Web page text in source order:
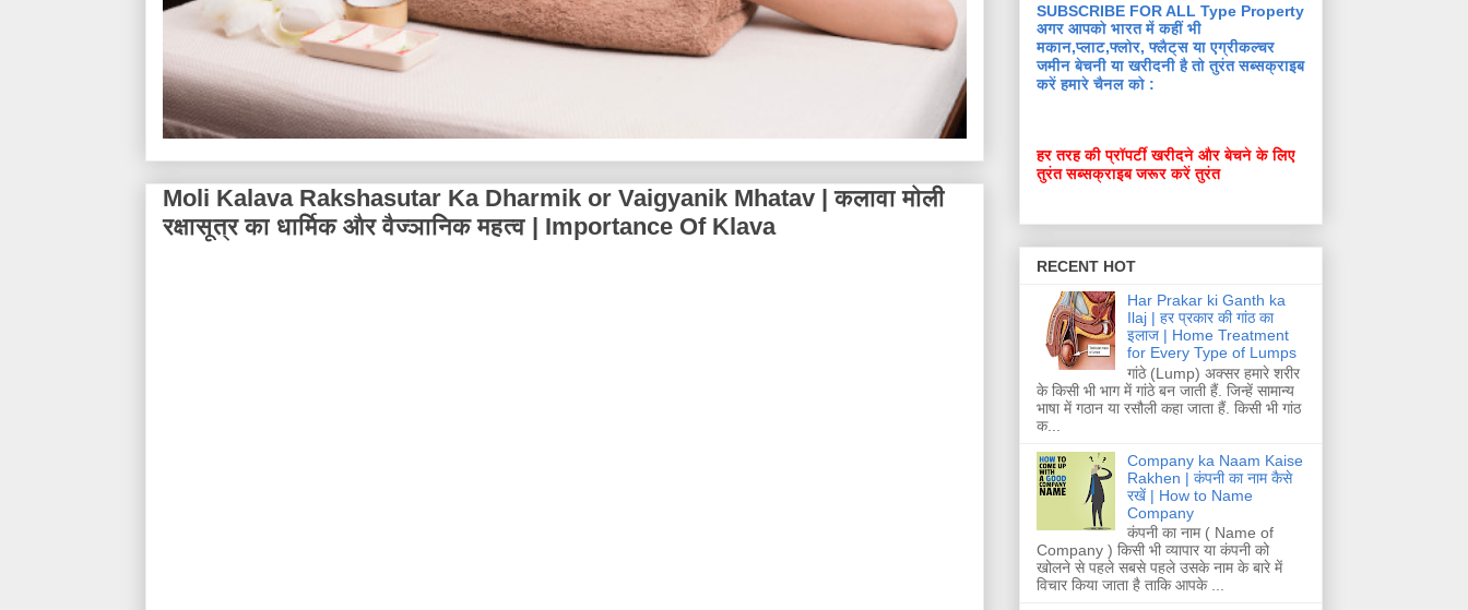
Moli Kalava Rakshasutar Ka Dharmik or Vaigyanik Mhatav | कलावा मोली
रक्षासूत्र का धार्मिक और वैज्ञानिक महत्व | Importance Of Klava
SUBSCRIBE FOR ALL Type Property
अगर आपको भारत में कहीं भी
मकान,प्लाट,फ्लोर, फ्लैट्स या एग्रीकल्चर
जमीन बेचनी या खरीदनी है तो तुरंत सब्सक्राइब
करें हमारे चैनल को :
हर तरह की प्रॉपर्टी खरीदने और बेचने के लिए
तुरंत सब्सक्राइब जरूर करें तुरंत
RECENT HOT
Har Prakar ki Ganth ka
Ilaj | हर प्रकार की गांठ का
इलाज | Home Treatment
for Every Type of Lumps
गांठे (Lump) अक्सर हमारे शरीर
के किसी भी भाग में गांठे बन जाती हैं. जिन्हें सामान्य
भाषा में गठान या रसौली कहा जाता हैं. किसी भी गांठ
क...
Company ka Naam Kaise
Rakhen | कंपनी का नाम कैसे
रखें | How to Name
Company
कंपनी का नाम ( Name of
Company ) किसी भी व्यापार या कंपनी को
खोलने से पहले सबसे पहले उसके नाम के बारे में
विचार किया जाता है ताकि आपके ...